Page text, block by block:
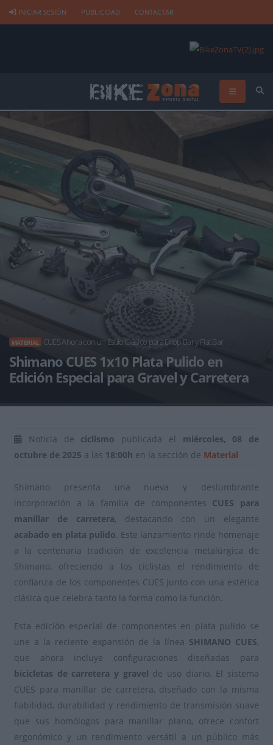
INICIAR SESIÓN PUBLICIDAD CONTACTAR
MATERIAL CUES Ahora con un Estilo Clásico para Drop Bar y Flat Bar
Shimano CUES 1x10 Plata Pulido en
Edición Especial para Gravel y Carretera
Noticia de ciclismo publicada el miércoles, 08 de
octubre de 2025 a las 18:00h en la sección de Material
Shimano presenta una nueva y deslumbrante
incorporación a la familia de componentes CUES para
manillar de carretera, destacando con un elegante
acabado en plata pulido. Este lanzamiento rinde homenaje
a la centenaria tradición de excelencia metalúrgica de
Shimano, ofreciendo a los ciclistas el rendimiento de
confianza de los componentes CUES junto con una estética
clásica que celebra tanto la forma como la función.
Esta edición especial de componentes en plata pulido se
une a la reciente expansión de la línea SHIMANO CUES,
que ahora incluye configuraciones diseñadas para
bicicletas de carretera y gravel de uso diario. El sistema
CUES para manillar de carretera, diseñado con la misma
fiabilidad, durabilidad y rendimiento de transmisión suave
que sus homólogos para manillar plano, ofrece confort
ergonómico y un rendimiento versátil a un público más